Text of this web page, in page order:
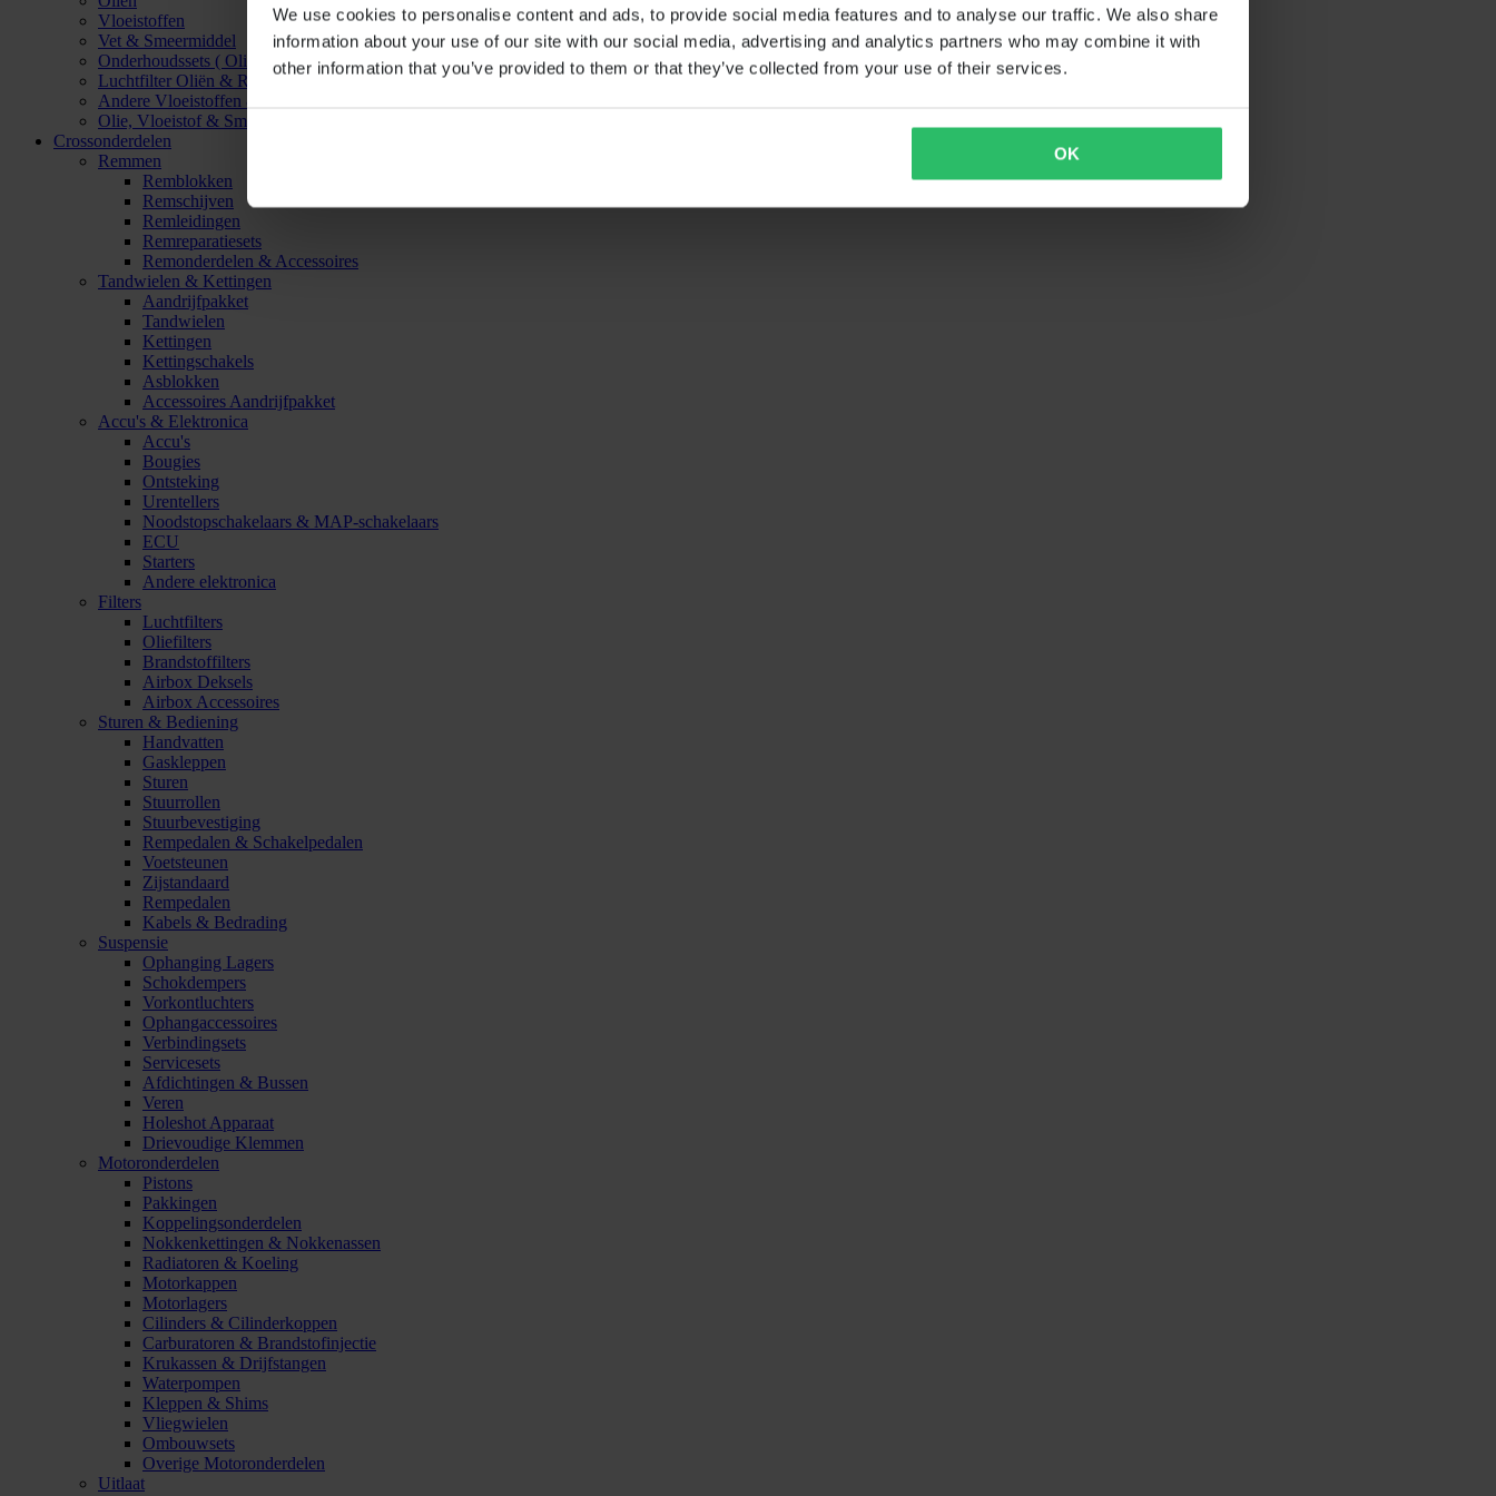
We use cookies to personalise content and ads, to provide social media features and to analyse our traffic. We also share
information about your use of our site with our social media, advertising and analytics partners who may combine it with
other information that you’ve provided to them or that they’ve collected from your use of their services.
OK
Vloeistoffen
Vet & Smeermiddel
Onderhoudssets ( Olie & Filter)
Luchtfilter Oliën & Reinigers
Andere Vloeistoffen & Smeermiddelen
Olie, Vloeistof & Smeermiddel Accessoires
Crossonderdelen
Remmen
Remblokken
Remschijven
Remleidingen
Remreparatiesets
Remonderdelen & Accessoires
Tandwielen & Kettingen
Aandrijfpakket
Tandwielen
Kettingen
Kettingschakels
Asblokken
Accessoires Aandrijfpakket
Accu's & Elektronica
Accu's
Bougies
Ontsteking
Urentellers
Noodstopschakelaars & MAP-schakelaars
ECU
Starters
Andere elektronica
Filters
Luchtfilters
Oliefilters
Brandstoffilters
Airbox Deksels
Airbox Accessoires
Sturen & Bediening
Handvatten
Gaskleppen
Sturen
Stuurrollen
Stuurbevestiging
Rempedalen & Schakelpedalen
Voetsteunen
Zijstandaard
Rempedalen
Kabels & Bedrading
Suspensie
Ophanging Lagers
Schokdempers
Vorkontluchters
Ophangaccessoires
Verbindingsets
Servicesets
Afdichtingen & Bussen
Veren
Holeshot Apparaat
Drievoudige Klemmen
Motoronderdelen
Pistons
Pakkingen
Koppelingsonderdelen
Nokkenkettingen & Nokkenassen
Radiatoren & Koeling
Motorkappen
Motorlagers
Cilinders & Cilinderkoppen
Carburatoren & Brandstofinjectie
Krukassen & Drijfstangen
Waterpompen
Kleppen & Shims
Vliegwielen
Ombouwsets
Overige Motoronderdelen
Uitlaat